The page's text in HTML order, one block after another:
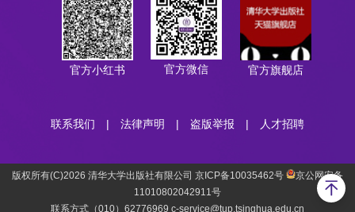
官方小红书 官方微信 官方旗舰店
联系我们 | 法律声明 | 盗版举报 | 人才招聘
版权所有(C)2026 清华大学出版社有限公司 京ICP备10035462号
京公网安备
11010802042911号
联系方式（010）62776969 c-service@tup.tsinghua.edu.cn